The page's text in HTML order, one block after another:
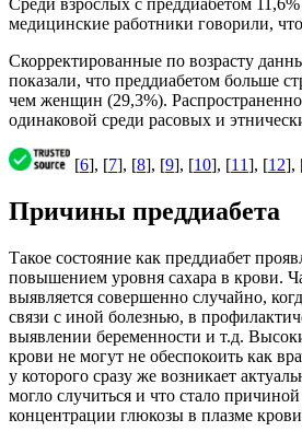
Среди взрослых с преддиабетом
медицинские работники говорили,
Скорректированные по возрасту
показали, что преддиабетом больше
чем женщин (29,3%).
одинаковой среди расовых и
[6], [7], [8], [9], [10], [11], [12],
Причины преддиабета
Такое состояние как преддиабет
повышением уровня сахара в крови.
выявляется совершенно случайно,
связи с иной болезнью, в
выявлении беременности и т.д.
крови не могут не обеспокоить как
у которого сразу же возникает
могло случиться и что стало
концентрации глюкозы в плазме